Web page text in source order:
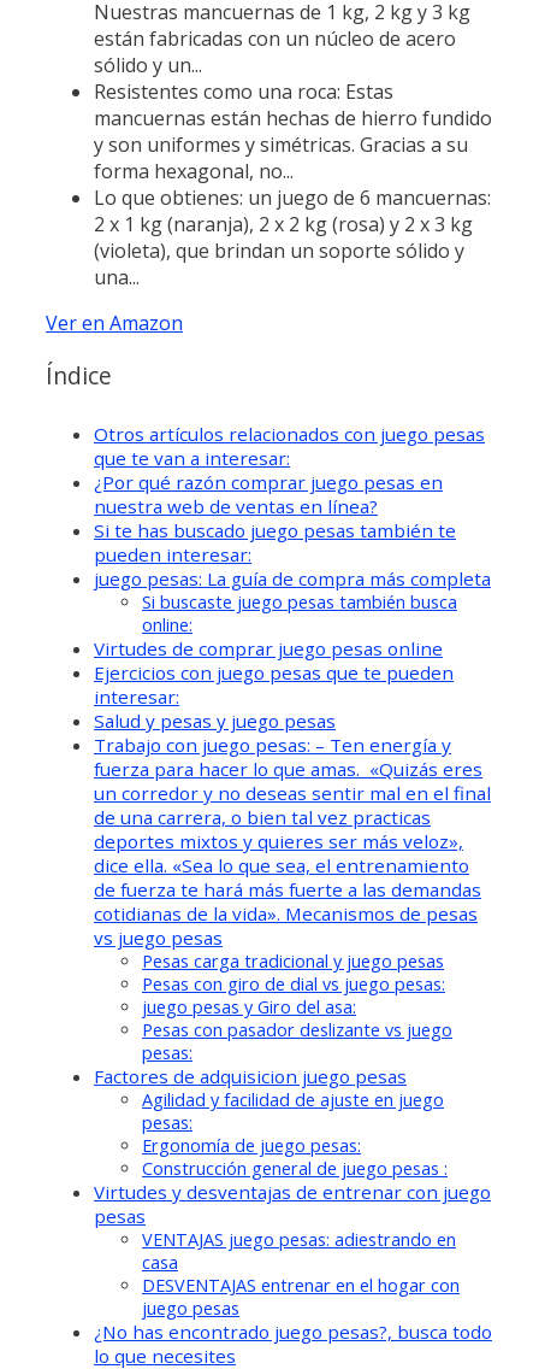
Nuestras mancuernas de 1 kg, 2 kg y 3 kg
están fabricadas con un núcleo de acero
sólido y un...
Resistentes como una roca: Estas
mancuernas están hechas de hierro fundido
y son uniformes y simétricas. Gracias a su
forma hexagonal, no...
Lo que obtienes: un juego de 6 mancuernas:
2 x 1 kg (naranja), 2 x 2 kg (rosa) y 2 x 3 kg
(violeta), que brindan un soporte sólido y
una...
Ver en Amazon
Índice
Otros artículos relacionados con juego pesas
que te van a interesar:
¿Por qué razón comprar juego pesas en
nuestra web de ventas en línea?
Si te has buscado juego pesas también te
pueden interesar:
juego pesas: La guía de compra más completa
Si buscaste juego pesas también busca
online:
Virtudes de comprar juego pesas online
Ejercicios con juego pesas que te pueden
interesar:
Salud y pesas y juego pesas
Trabajo con juego pesas: – Ten energía y
fuerza para hacer lo que amas. «Quizás eres
un corredor y no deseas sentir mal en el final
de una carrera, o bien tal vez practicas
deportes mixtos y quieres ser más veloz»,
dice ella. «Sea lo que sea, el entrenamiento
de fuerza te hará más fuerte a las demandas
cotidianas de la vida». Mecanismos de pesas
vs juego pesas
Pesas carga tradicional y juego pesas
Pesas con giro de dial vs juego pesas:
juego pesas y Giro del asa:
Pesas con pasador deslizante vs juego
pesas:
Factores de adquisicion juego pesas
Agilidad y facilidad de ajuste en juego
pesas:
Ergonomía de juego pesas:
Construcción general de juego pesas :
Virtudes y desventajas de entrenar con juego
pesas
VENTAJAS juego pesas: adiestrando en
casa
DESVENTAJAS entrenar en el hogar con
juego pesas
¿No has encontrado juego pesas?, busca todo
lo que necesites